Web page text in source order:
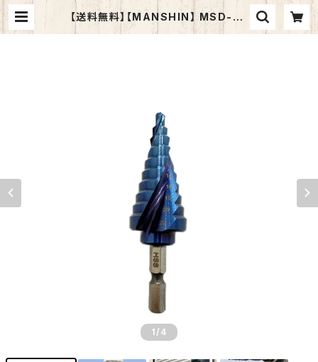
【送料無料】【MANSHIN】 MSD-42
2Co 六角軸ステップドリル ナノブ
1 /4